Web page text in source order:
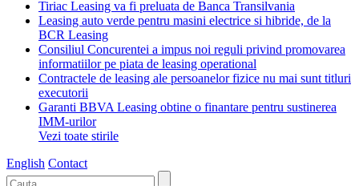
Tiriac Leasing va fi preluata de Banca Transilvania
Leasing auto verde pentru masini electrice si hibride, de la
BCR Leasing
Consiliul Concurentei a impus noi reguli privind promovarea
informatiilor pe piata de leasing operational
Contractele de leasing ale persoanelor fizice nu mai sunt titluri
executorii
Garanti BBVA Leasing obtine o finantare pentru sustinerea
IMM-urilor
Vezi toate stirile
English Contact